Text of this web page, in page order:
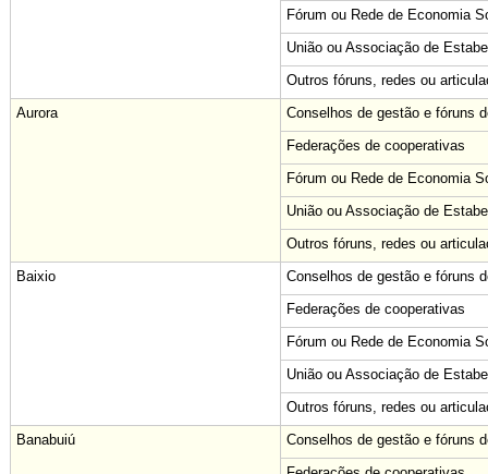
Fórum ou Rede de Economia
União ou Associação de
Outros fóruns, redes ou
Aurora
Conselhos de gestão e fóruns
Federações de cooperativas
Fórum ou Rede de Economia
União ou Associação de
Outros fóruns, redes ou
Baixio
Conselhos de gestão e fóruns
Federações de cooperativas
Fórum ou Rede de Economia
União ou Associação de
Outros fóruns, redes ou
Banabuiú
Conselhos de gestão e fóruns